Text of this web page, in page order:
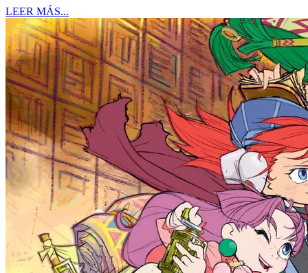
LEER MÁS...